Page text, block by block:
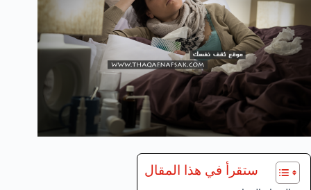
ستقرأ في هذا المقال